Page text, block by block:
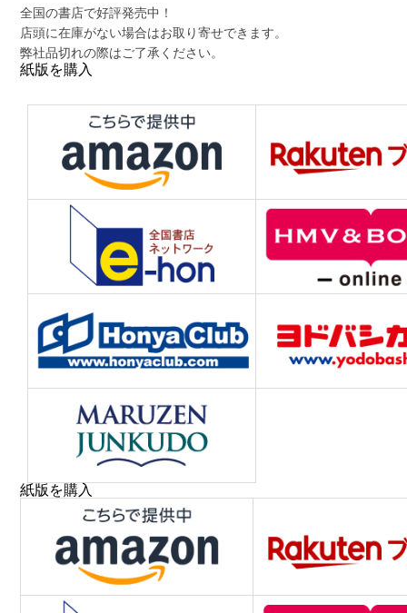
全国の書店で好評発売中！
店頭に在庫がない場合はお取り寄せできます。
弊社品切れの際はご了承ください。
紙版を購入
紙版を購入